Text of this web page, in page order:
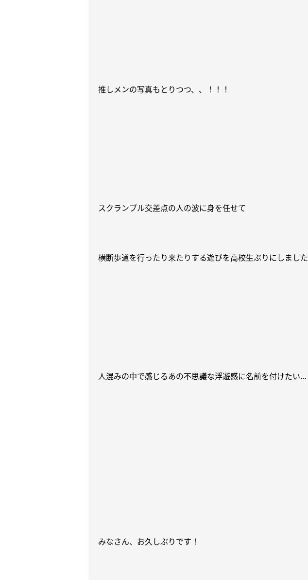
推しメンの写真もとりつつ、、！！！
スクランブル交差点の人の波に身を任せて
横断歩道を行ったり来たりする遊びを高校生ぶりにしました
人混みの中で感じるあの不思議な浮遊感に名前を付けたい…
みなさん、お久しぶりです！